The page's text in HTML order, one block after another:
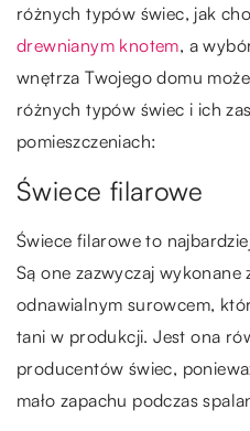
różnych typów świec, jak
drewnianym knotem, a
wnętrza Twojego domu
różnych typów świec i ich
pomieszczeniach:
Świece filarowe
Świece filarowe to
Są one zazwyczaj
odnawialnym surowcem,
tani w produkcji. Jest ona
producentów świec,
mało zapachu podczas